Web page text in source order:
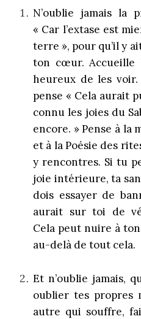
N’oublie jamais la
« Car l’extase est
terre », pour qu’il y
ton cœur. Accueille
heureux de les
pense « Cela aurait
connu les joies du
encore. » Pense à la
et à la Poésie des
y rencontres. Si tu
joie intérieure, ta
dois essayer de
aurait sur toi de
Cela peut nuire à
au-delà de tout cela.
Et n’oublie jamais,
oublier tes propres
autre qui souffre,